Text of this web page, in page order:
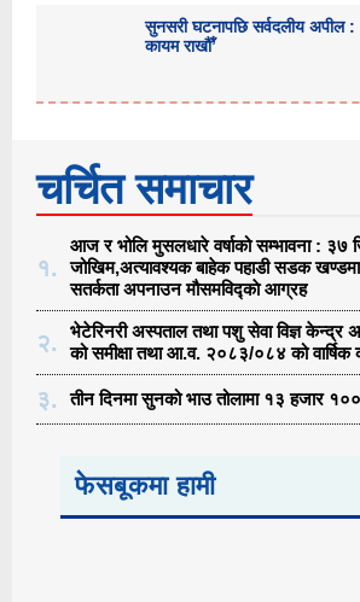
सुनसरी घटनापछि सर्वदलीय अपील :
कायम राखौँ’
चर्चित समाचार
१.
आज र भोलि मुसलधारे वर्षाको सम्भावना : ३७
जोखिम,अत्यावश्यक बाहेक पहाडी सडक खण्डमा
सतर्कता अपनाउन मौसमविद्काे आग्रह
२.
भेटेरिनरी अस्पताल तथा पशु सेवा विज्ञ केन्द्र
को समीक्षा तथा आ.व. २०८३/०८४ को वार्षिक
३. तीन दिनमा सुनको भाउ तोलामा १३ हजार
फेसबूकमा हामी